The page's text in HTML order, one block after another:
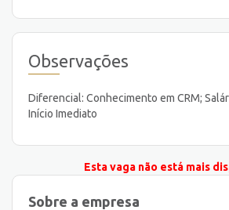
Observações
Diferencial: Conhecimento em CRM;
Início Imediato
Esta vaga não está mais
Sobre a empresa